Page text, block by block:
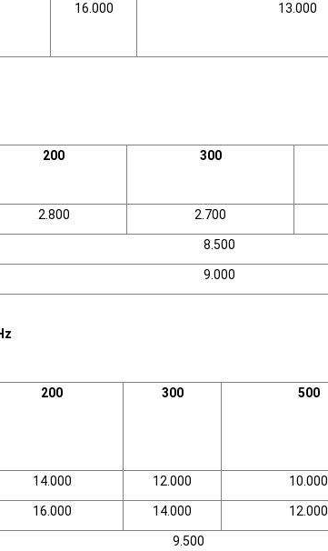
16.000 13.000
200 300
2.800 2.700
8.500
9.000
200 300 500
14.000 12.000 10.000
16.000 14.000 12.000
9.500